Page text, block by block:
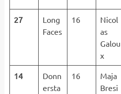
27
Long
Faces
16
Nicol
as
Galou
x
14
Donn
ersta
16
Maja
Bresi